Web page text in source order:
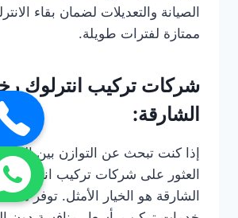
الصيانة والتعديلات لضمان بقاء
ممتازة لفترات طويلة.
شركات تركيب انترلوك
الشارقة:
إذا كنت تبحث عن التوازن بين
العثور على شركات تركيب
الشارقة هو الخيار الأمثل. توفر هذه